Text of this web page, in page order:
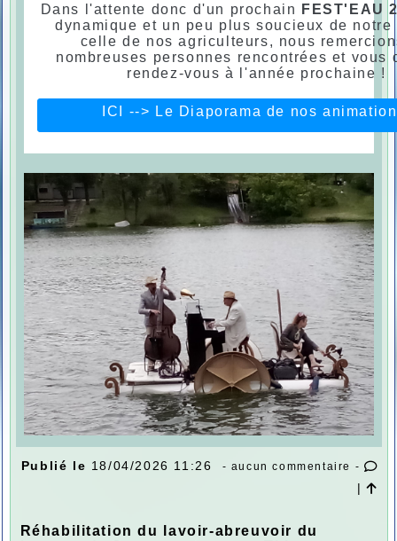
Dans l'attente donc d'un prochain
FEST'EAU
dynamique et un peu plus soucieux de notre
celle de nos agriculteurs, nous
nombreuses personnes rencontrées et vous
rendez-vous à l'année prochaine !
ICI --> Le Diaporama de nos
Publié le 18/04/2026 11:26 - aucun commentaire -
|
Réhabilitation du lavoir-abreuvoir du